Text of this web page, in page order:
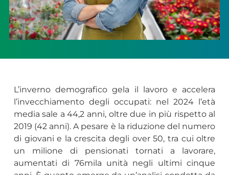
L’inverno demografico gela il lavoro e accelera
l’invecchiamento degli occupati: nel 2024 l’età
media sale a 44,2 anni, oltre due in più rispetto al
2019 (42 anni). A pesare è la riduzione del numero
di giovani e la crescita degli over 50, tra cui oltre
un milione di pensionati tornati a lavorare,
aumentati di 76mila unità negli ultimi cinque